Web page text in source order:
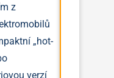
z
„hot-
verzí